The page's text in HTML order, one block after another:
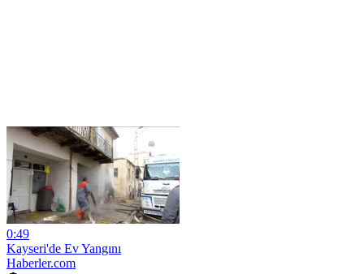
0:49
Kayseri'de Ev Yangını
Haberler.com